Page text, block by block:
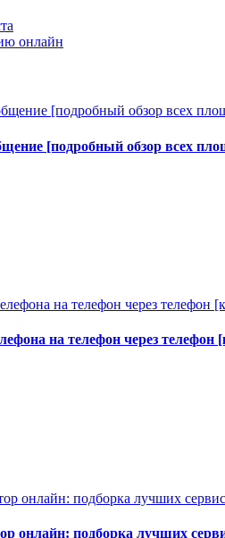
онлайн
[подробный обзор всех
на телефон через
онлайн: подборка лучших